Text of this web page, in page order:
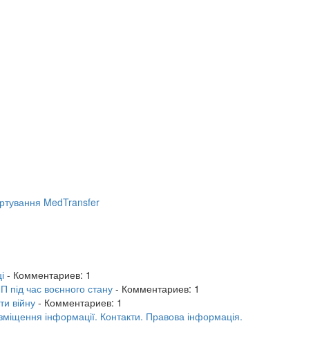
MedTransfer
- Комментариев: 1
під час воєнного стану - Комментариев: 1
війну - Комментариев: 1
інформації. Контакти. Правова інформація.